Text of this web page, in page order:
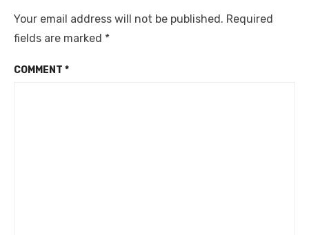
Your email address will not be published. Required
fields are marked *
COMMENT *